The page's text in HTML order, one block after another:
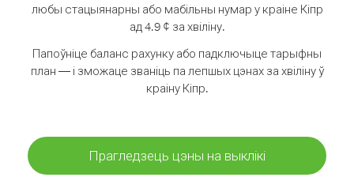
любы стацыянарны або мабільны нумар у краіне Кіпр
ад 4.9 ¢ за хвіліну.
Папоўніце баланс рахунку або падключыце тарыфны
план — і зможаце званіць па лепшых цэнах за хвіліну ў
краіну Кіпр.
Прагледзець цэны на выклікі